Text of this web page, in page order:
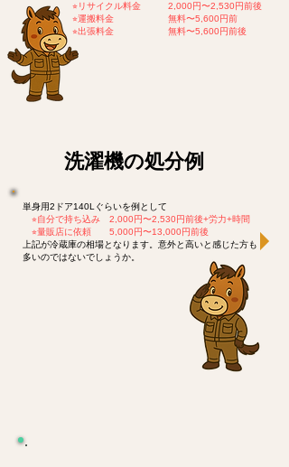
⭐︎リサイクル料金 2,000円〜2,530円前後
⭐︎運搬料金 無料〜5,600円前
⭐︎出張料金 無料〜5,600円前後
​洗濯機の処分例
単身用2ドア140Lぐらいを例として
⭐︎自分で持ち込み 2,000円〜2,530円前後+労力+時間
⭐︎量販店に依頼 5,000円〜13,000円前後
上記が冷蔵庫の相場となります。意外と高いと感じた方も
多いのではないでしょうか。